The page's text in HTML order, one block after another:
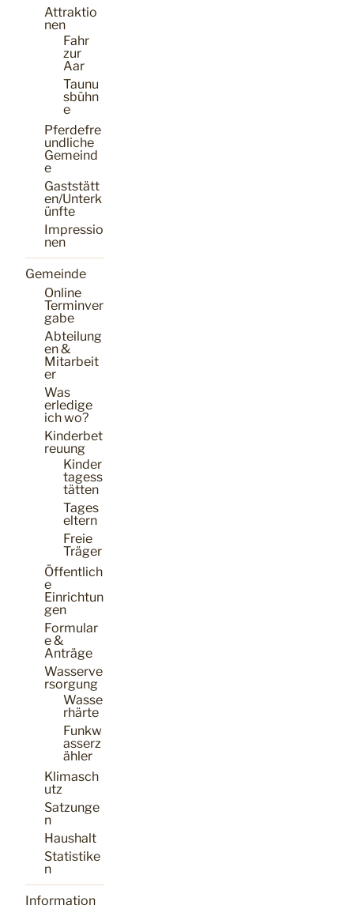
Attraktio
nen
Fahr
zur
Aar
Taunu
sbühn
e
Pferdefre
undliche
Gemeind
e
Gaststätt
en/Unterk
ünfte
Impressio
nen
Gemeinde
Online
Terminver
gabe
Abteilung
en &
Mitarbeit
er
Was
erledige
ich wo?
Kinderbet
reuung
Kinder
tagess
tätten
Tages
eltern
Freie
Träger
Öffentlich
e
Einrichtun
gen
Formular
e &
Anträge
Wasserve
rsorgung
Wasse
rhärte
Funkw
asserz
ähler
Klimasch
utz
Satzunge
n
Haushalt
Statistike
n
Information